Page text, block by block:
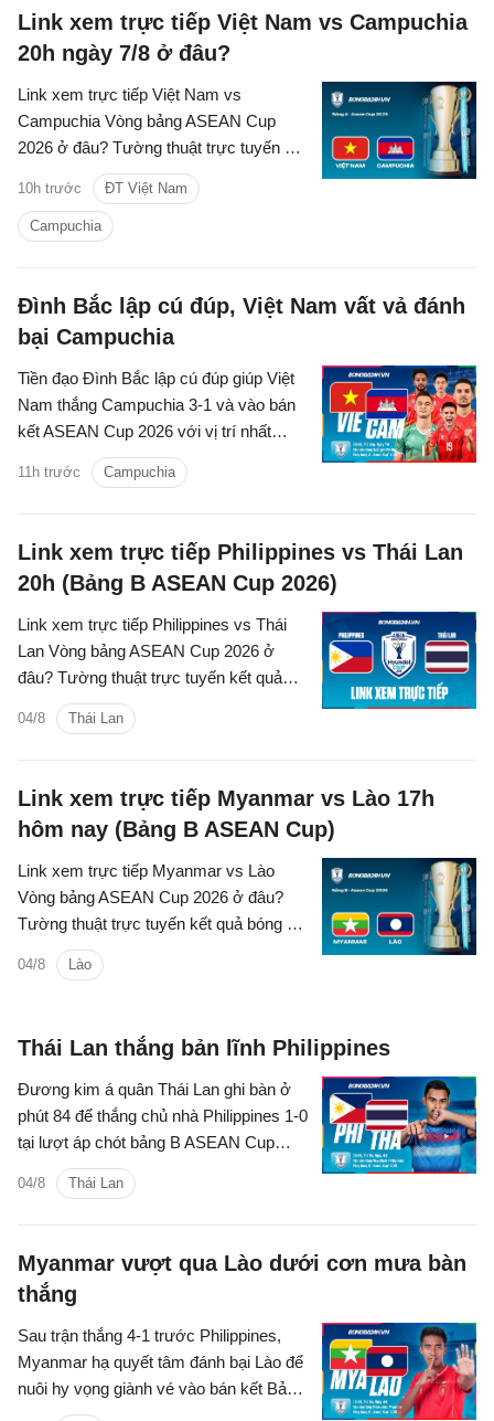
Link xem trực tiếp Việt Nam vs Campuchia
20h ngày 7/8 ở đâu?
Link xem trực tiếp Việt Nam vs
Campuchia Vòng bảng ASEAN Cup
2026 ở đâu? Tường thuật trực tuyến kết
quả bóng đá Việt Nam vs Campuchia
trên kênh phát sóng nào?
10h trước ĐT Việt Nam
Campuchia
Đình Bắc lập cú đúp, Việt Nam vất vả đánh
bại Campuchia
Tiền đạo Đình Bắc lập cú đúp giúp Việt
Nam thắng Campuchia 3-1 và vào bán
kết ASEAN Cup 2026 với vị trí nhất
11h trước Campuchia
Link xem trực tiếp Philippines vs Thái Lan
20h (Bảng B ASEAN Cup 2026)
Link xem trực tiếp Philippines vs Thái
Lan Vòng bảng ASEAN Cup 2026 ở
đâu? Tường thuật trực tuyến kết quả
bóng đá Philippines vs Thái Lan trên
kênh phát sóng nào?
04/8 Thái Lan
Link xem trực tiếp Myanmar vs Lào 17h
hôm nay (Bảng B ASEAN Cup)
Link xem trực tiếp Myanmar vs Lào
Vòng bảng ASEAN Cup 2026 ở đâu?
Tường thuật trực tuyến kết quả bóng đá
Myanmar vs Lào trên kênh phát sóng
04/8 Lào
Thái Lan thắng bản lĩnh Philippines
Đương kim á quân Thái Lan ghi bàn ở
phút 84 để thắng chủ nhà Philippines 1-0
tại lượt áp chót bảng B ASEAN Cup
04/8 Thái Lan
Myanmar vượt qua Lào dưới cơn mưa bàn
thắng
Sau trận thắng 4-1 trước Philippines,
Myanmar hạ quyết tâm đánh bại Lào để
nuôi hy vọng giành vé vào bán kết Bảng
B tại giải vô địch Đông Nam Á.